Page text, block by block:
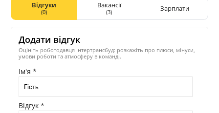
Відгуки
(0)
Вакансії
(3) Зарплати
Додати відгук
Оцініть роботодавця Інтертрансбуд: розкажіть про плюси, мінуси,
умови роботи та атмосферу в команді.
Ім'я *
Відгук *